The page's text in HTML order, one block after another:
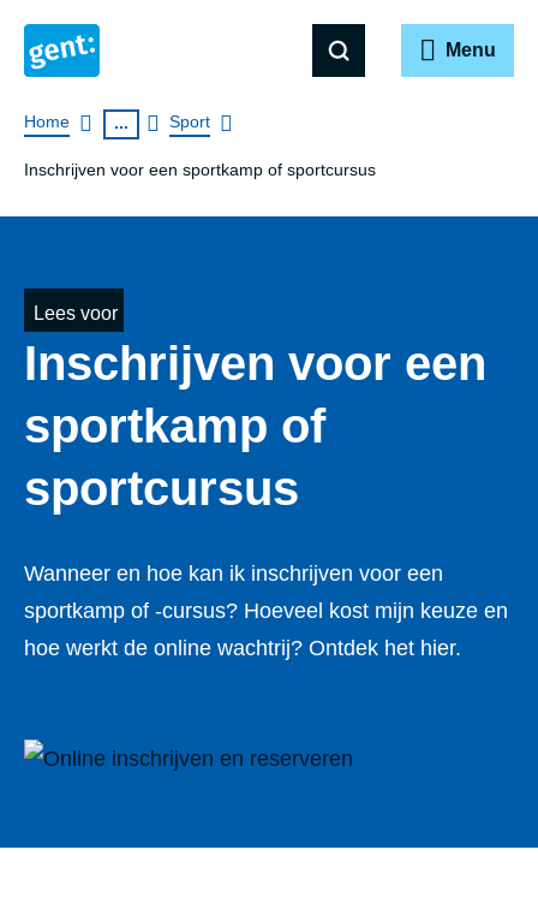
Menu
Breadcrumb
Home ... Sport
Inschrijven voor een sportkamp of sportcursus
Lees voor
Inschrijven voor een
sportkamp of
sportcursus
Wanneer en hoe kan ik inschrijven voor een
sportkamp of -cursus? Hoeveel kost mijn keuze en
hoe werkt de online wachtrij? Ontdek het hier.